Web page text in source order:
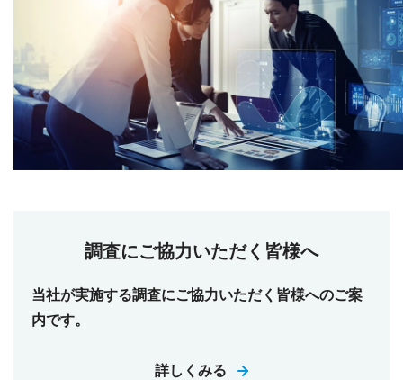
調査にご協力いただく皆様へ
当社が実施する調査にご協力いただく皆様へのご案
内です。
詳しくみる